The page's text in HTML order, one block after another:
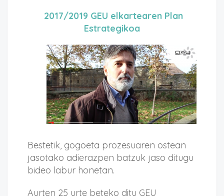
2017/2019 GEU elkartearen Plan
Estrategikoa
Bestetik, gogoeta prozesuaren ostean
jasotako adierazpen batzuk jaso ditugu
bideo labur honetan.
Aurten 25 urte beteko ditu GEU